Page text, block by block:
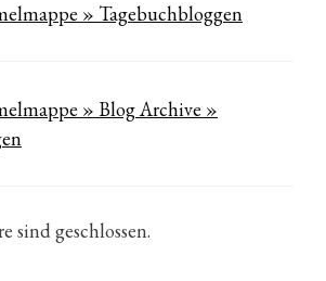
» Tagebuchbloggen
» Blog Archive »
sind geschlossen.